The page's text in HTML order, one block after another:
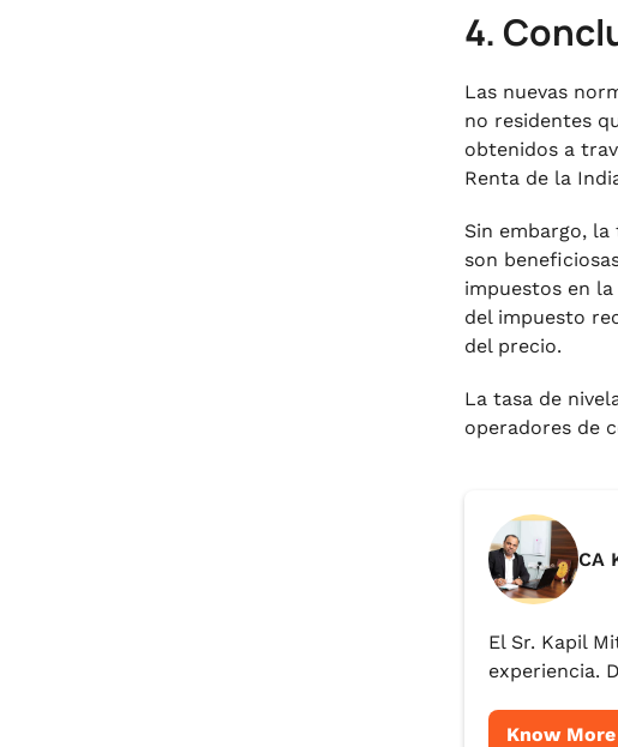
4.
Las nuevas
no residentes
obtenidos a
Renta de la
Sin embargo,
son
impuestos en
del impuesto
del precio.
La tasa de
operadores de
CA
El Sr. Kapil
experiencia.
Know